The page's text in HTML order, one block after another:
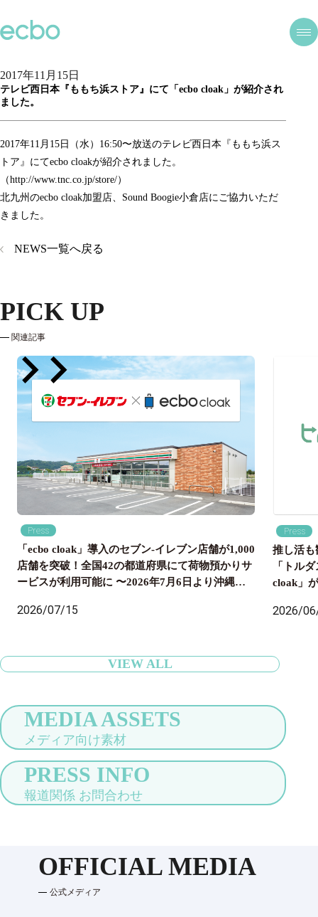
2017年11月15日
テレビ西日本『ももち浜ストア』にて「ecbo cloak」が紹介され
ました。
2017年11月15日（水）16:50〜放送のテレビ西日本『ももち浜ス
トア』にてecbo cloakが紹介されました。
（http://www.tnc.co.jp/store/）
北九州のecbo cloak加盟店、Sound Boogie小倉店にご協力いただ
きました。
NEWS一覧へ戻る
PICK UP
関連記事
Press
「ecbo cloak」導入のセブン‐イレブン店舗が1,000
店舗を突破！全国42の都道府県にて荷物預かりサ
ービスが利用可能に 〜2026年7月6日より沖縄県
行者の身軽な旅をサポート〜
2026/07/15
Press
推し活
「トル
cloak」
2026/
VIEW ALL
MEDIA ASSETS
メディア向け素材
PRESS INFO
報道関係 お問合わせ
OFFICIAL MEDIA
公式メディア